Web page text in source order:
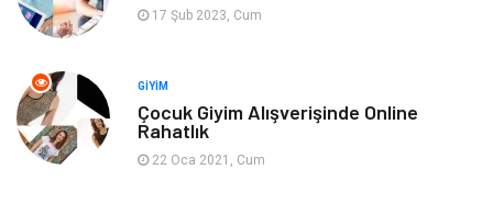
Sigorta Spor Malzemeleri
Bebek Giyim
Kına Gecesi
17 Şub 2023, Cum
GIYIM
Çocuk Giyim Alışverişinde Online
Rahatlık
22 Oca 2021, Cum